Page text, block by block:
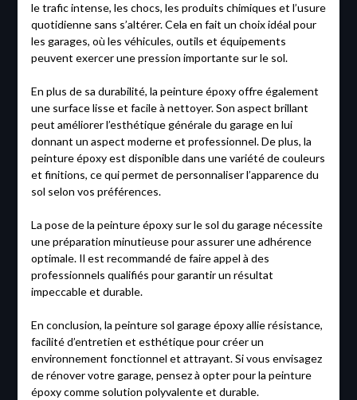
le trafic intense, les chocs, les produits chimiques et l’usure
quotidienne sans s’altérer. Cela en fait un choix idéal pour
les garages, où les véhicules, outils et équipements
peuvent exercer une pression importante sur le sol.
En plus de sa durabilité, la peinture époxy offre également
une surface lisse et facile à nettoyer. Son aspect brillant
peut améliorer l’esthétique générale du garage en lui
donnant un aspect moderne et professionnel. De plus, la
peinture époxy est disponible dans une variété de couleurs
et finitions, ce qui permet de personnaliser l’apparence du
sol selon vos préférences.
La pose de la peinture époxy sur le sol du garage nécessite
une préparation minutieuse pour assurer une adhérence
optimale. Il est recommandé de faire appel à des
professionnels qualifiés pour garantir un résultat
impeccable et durable.
En conclusion, la peinture sol garage époxy allie résistance,
facilité d’entretien et esthétique pour créer un
environnement fonctionnel et attrayant. Si vous envisagez
de rénover votre garage, pensez à opter pour la peinture
époxy comme solution polyvalente et durable.